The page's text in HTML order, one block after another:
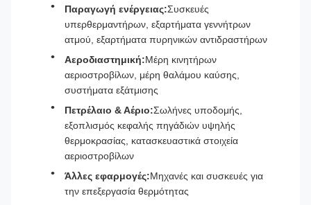
Παραγωγή ενέργειας:Συσκευές
υπερθερμαντήρων, εξαρτήματα γεννήτρων
ατμού, εξαρτήματα πυρηνικών αντιδραστήρων
Αεροδιαστημική:Μέρη κινητήρων
αεριοστροβίλων, μέρη θαλάμου καύσης,
συστήματα εξάτμισης
Πετρέλαιο & Αέριο:Σωλήνες υποδομής,
εξοπλισμός κεφαλής πηγάδιών υψηλής
θερμοκρασίας, κατασκευαστικά στοιχεία
αεριοστροβίλων
Άλλες εφαρμογές:Μηχανές και συσκευές για
την επεξεργασία θερμότητας